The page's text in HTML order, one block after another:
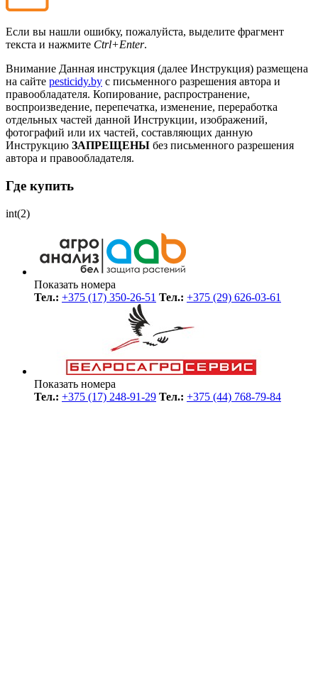
Если вы нашли ошибку, пожалуйста, выделите фрагмент
текста и нажмите Ctrl+Enter.
Внимание Данная инструкция (далее Инструкция) размещена
на сайте pesticidy.by с письменного разрешения автора и
правообладателя. Копирование, распространение,
воспроизведение, перепечатка, изменение, переработка
отдельных частей данной Инструкции, изображений,
фотографий или их частей, составляющих данную
Инструкцию ЗАПРЕЩЕНЫ без письменного разрешения
автора и правообладателя.
Где купить
int(2)
Показать номера
Тел.: +375 (17) 350-26-51 Тел.: +375 (29) 626-03-61
Показать номера
Тел.: +375 (17) 248-91-29 Тел.: +375 (44) 768-79-84